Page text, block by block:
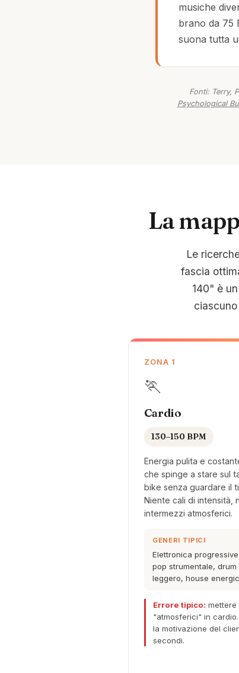
musiche
brano da 75
suona tutta
Fonti: Terry,
Psychological
La
Le
fascia
140" è
ZONA 1
🏃
Cardio
130–150 BPM
Energia pulita e
che spinge a stare sul
bike senza guardare il
Niente cali di intensità,
intermezzi atmosferici.
GENERI TIPICI
Elettronica
pop strumentale, drum
leggero, house
Errore tipico: mettere
"atmosferici" in
la motivazione del
secondi.